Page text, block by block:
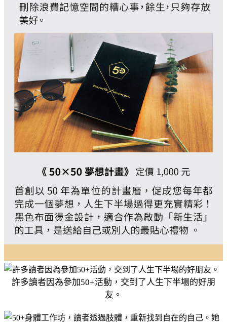
許多讀者因為參加50+活動，交到了人生下半場的好朋
友。